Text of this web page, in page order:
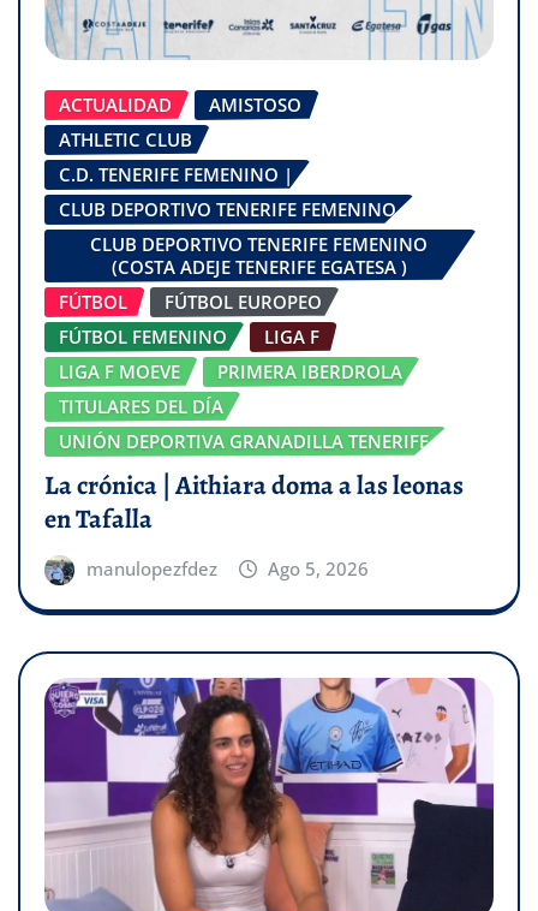
ACTUALIDAD
AMISTOSO
ATHLETIC CLUB
C.D. TENERIFE FEMENINO |
CLUB DEPORTIVO TENERIFE FEMENINO
CLUB DEPORTIVO TENERIFE FEMENINO
(COSTA ADEJE TENERIFE EGATESA )
FÚTBOL
FÚTBOL EUROPEO
FÚTBOL FEMENINO
LIGA F
LIGA F MOEVE
PRIMERA IBERDROLA
TITULARES DEL DÍA
UNIÓN DEPORTIVA GRANADILLA TENERIFE
La crónica | Aithiara doma a las leonas
en Tafalla
manulopezfdez Ago 5, 2026